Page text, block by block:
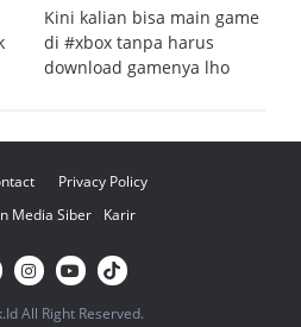
Kini kalian bisa main game
di #xbox tanpa harus
download gamenya lho
Privacy Policy
Media Siber
Karir
All Right Reserved.